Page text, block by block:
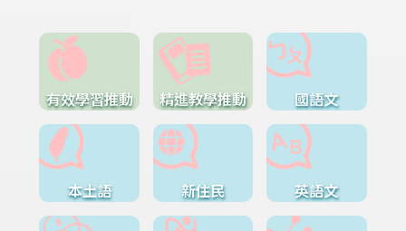
有效學習推動 精進教學推動 國語文
本土語 新住民 英語文